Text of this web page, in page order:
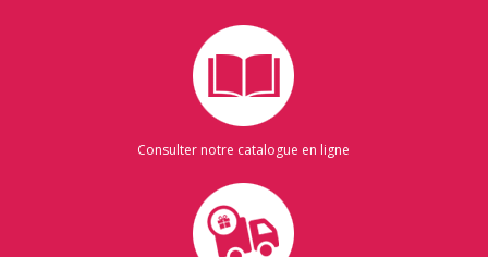
Consulter notre catalogue en ligne